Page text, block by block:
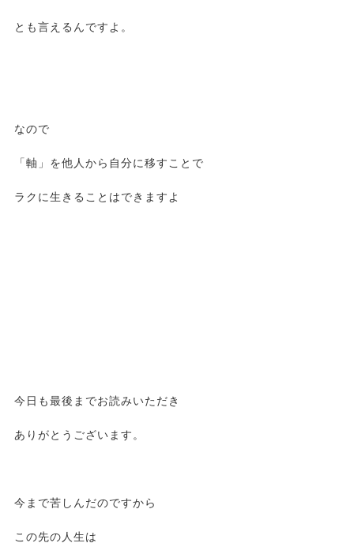
とも言えるんですよ。
なので
「軸」を他人から自分に移すことで
ラクに生きることはできますよ
今日も最後までお読みいただき
ありがとうございます。
今まで苦しんだのですから
この先の人生は